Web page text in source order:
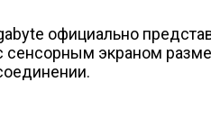
официально
экраном